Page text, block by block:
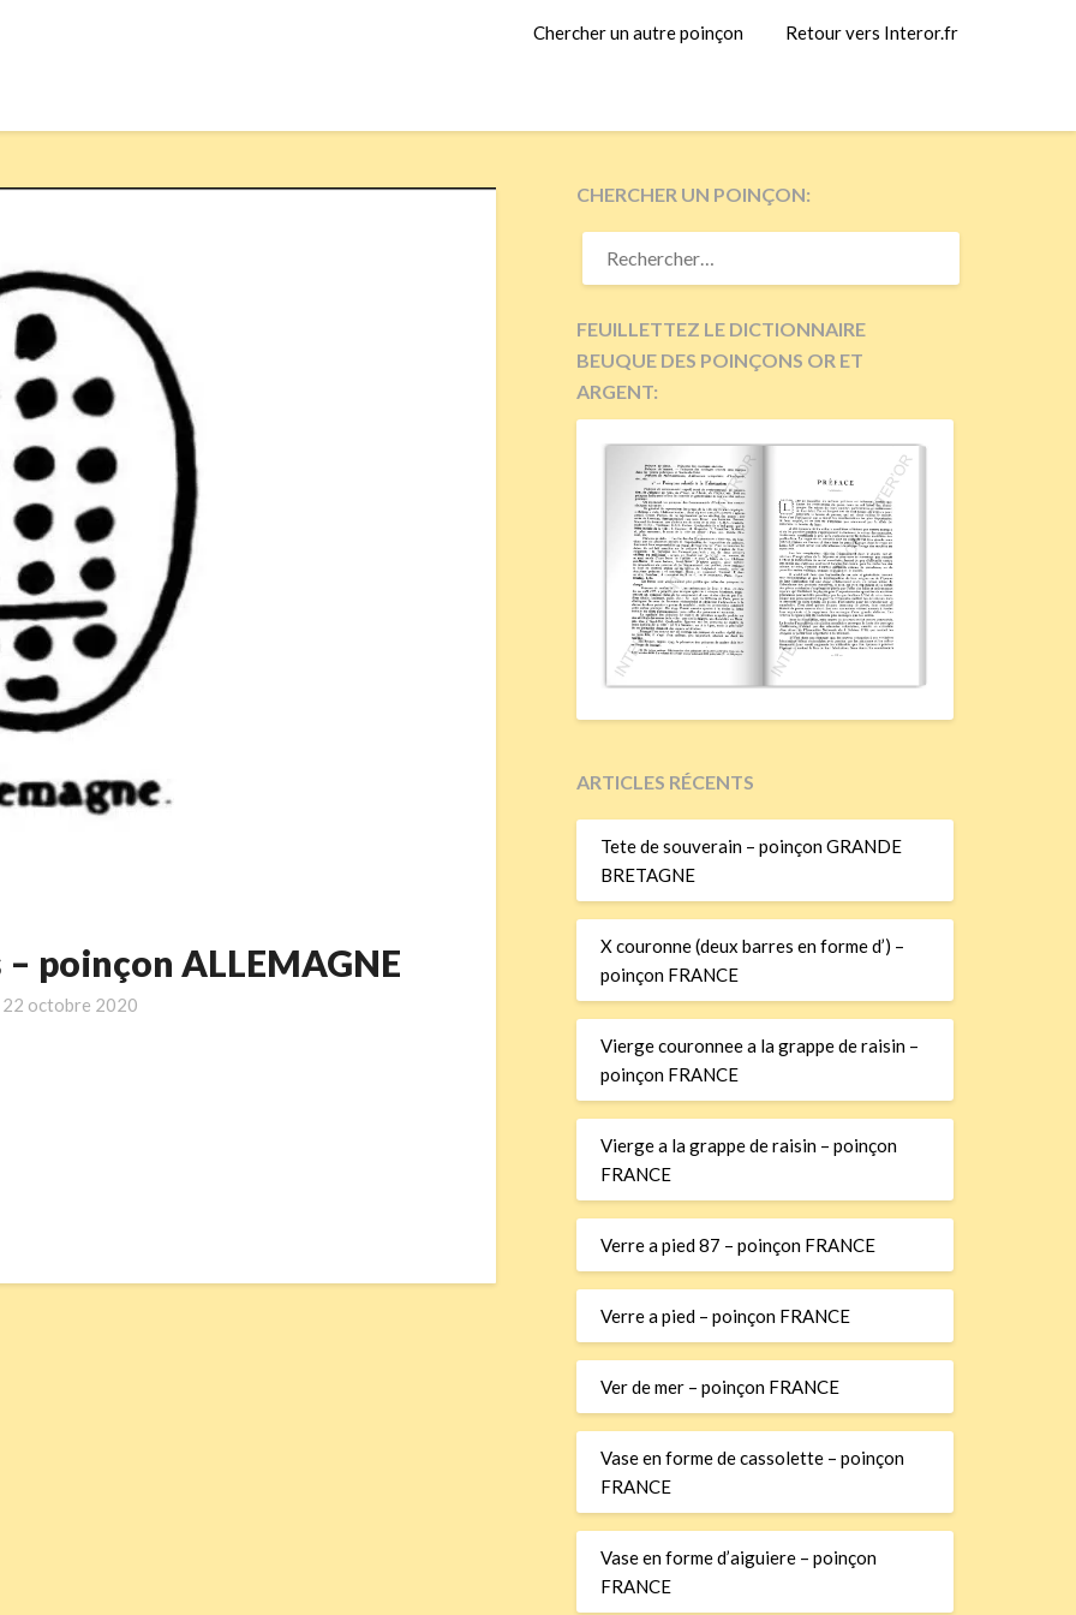
Chercher un autre poinçon Retour vers Interor.fr
poinçon ALLEMAGNE
22 octobre 2020
CHERCHER UN POINÇON:
RECHERCHER :
FEUILLETTEZ LE DICTIONNAIRE
BEUQUE DES POINÇONS OR ET
ARGENT:
ARTICLES RÉCENTS
Tete de souverain – poinçon GRANDE
BRETAGNE
X couronne (deux barres en forme d’) –
poinçon FRANCE
Vierge couronnee a la grappe de raisin –
poinçon FRANCE
Vierge a la grappe de raisin – poinçon
FRANCE
Verre a pied 87 – poinçon FRANCE
Verre a pied – poinçon FRANCE
Ver de mer – poinçon FRANCE
Vase en forme de cassolette – poinçon
FRANCE
Vase en forme d’aiguiere – poinçon
FRANCE